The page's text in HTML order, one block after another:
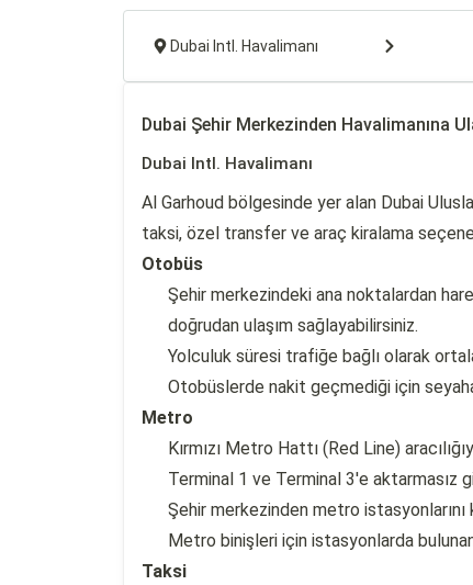
Dubai Intl. Havalimanı
Dubai Şehir Merkezinden Havalimanına
Dubai Intl. Havalimanı
Al Garhoud bölgesinde yer alan Dubai
taksi, özel transfer ve araç kiralama
Otobüs
Şehir merkezindeki ana noktalardan
doğrudan ulaşım sağlayabilirsiniz.
Yolculuk süresi trafiğe bağlı olarak
Otobüslerde nakit geçmediği için
Metro
Kırmızı Metro Hattı (Red Line)
Terminal 1 ve Terminal 3'e aktarmasız
Şehir merkezinden metro istasyonlarını
Metro binişleri için istasyonlarda
Taksi